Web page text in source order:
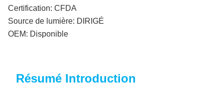
Certification: CFDA
Source de lumière: DIRIGÉ
OEM: Disponible
Résumé Introduction